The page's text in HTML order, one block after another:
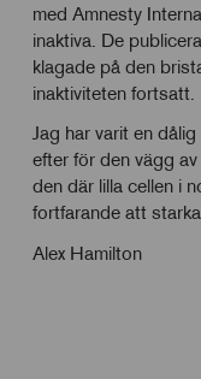
med Amnesty
inaktiva. De
klagade på den
inaktiviteten fortsatt.
Jag har varit en
efter för den vägg
den där lilla cellen i
fortfarande att
Alex Hamilton